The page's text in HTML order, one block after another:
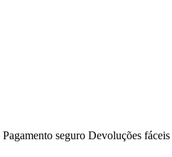
Pagamento seguro Devoluções fáceis